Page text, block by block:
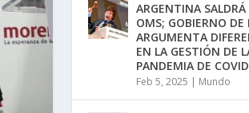
ARGENTINA SALDRÁ
OMS; GOBIERNO DE
ARGUMENTA
EN LA GESTIÓN DE
PANDEMIA DE COVID
Feb 5, 2025 | Mundo